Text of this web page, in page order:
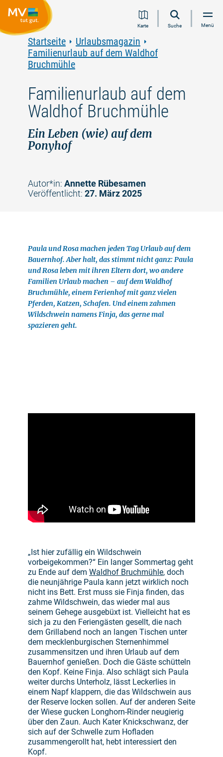
Inhalt
springen
Navigation
springen
Volltextsuche
springen
Footer
springen
Karte Suche Menü
Startseite
Urlaubsmagazin
Familienurlaub auf dem Waldhof
Bruchmühle
Familienurlaub auf dem
Waldhof Bruchmühle
Ein Leben (wie) auf dem
Ponyhof
Autor*in: Annette Rübesamen
Veröffentlicht: 27. März 2025
Paula und Rosa machen jeden Tag Urlaub auf dem
Bauernhof. Aber halt, das stimmt nicht ganz: Paula
und Rosa leben mit ihren Eltern dort, wo andere
Familien Urlaub machen – auf dem Waldhof
Bruchmühle, einem Ferienhof mit ganz vielen
Pferden, Katzen, Schafen. Und einem zahmen
Wildschwein namens Finja, das gerne mal
spazieren geht.
„Ist hier zufällig ein Wildschwein
vorbeigekommen?“ Ein langer Sommertag geht
zu Ende auf dem Waldhof Bruchmühle, doch
die neunjährige Paula kann jetzt wirklich noch
nicht ins Bett. Erst muss sie Finja finden, das
zahme Wildschwein, das wieder mal aus
seinem Gehege ausgebüxt ist. Vielleicht hat es
sich ja zu den Feriengästen gesellt, die nach
dem Grillabend noch an langen Tischen unter
dem mecklenburgischen Sternenhimmel
zusammensitzen und ihren Urlaub auf dem
Bauernhof genießen. Doch die Gäste schütteln
den Kopf. Keine Finja. Also schlägt sich Paula
weiter durchs Unterholz, lässt Leckerlies in
einem Napf klappern, die das Wildschwein aus
der Reserve locken sollen. Auf der anderen Seite
der Wiese gucken Longhorn-Rinder neugierig
über den Zaun. Auch Kater Knickschwanz, der
sich auf der Schwelle zum Hofladen
zusammengerollt hat, hebt interessiert den
Kopf.